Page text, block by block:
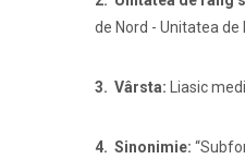
de Nord - Unitatea de
3. Vârsta: Liasic
4. Sinonimie: